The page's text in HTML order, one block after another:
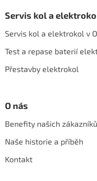
pServis kol a
Servis kol a elektrokol v
Test a repase baterií
Přestavby elektrokol
O nás
Benefity našich zákazníků
Naše historie a příběh
Kontakt